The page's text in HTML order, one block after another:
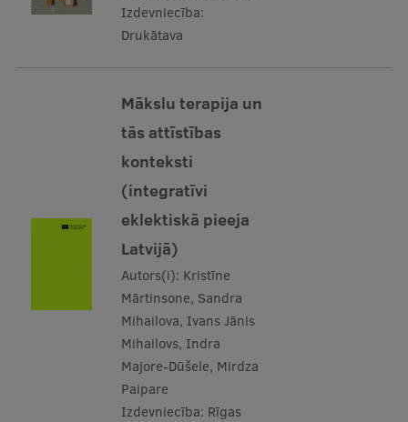
Izdevniecība:
Drukātava
Mākslu terapija un
tās attīstības
konteksti
(integratīvi
eklektiskā pieeja
Latvijā)
Autors(i): Kristīne
Mārtinsone, Sandra
Mihailova, Ivans Jānis
Mihailovs, Indra
Majore-Dūšele, Mirdza
Paipare
Izdevniecība: Rīgas